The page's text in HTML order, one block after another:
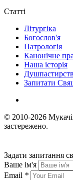
Статті
Літургіка
Богослов'я
Патрологія
Канонічне
Наша історія
Запитати
© 2010-2026
застережено.
Задати запитання
Ваше ім'я
Email *